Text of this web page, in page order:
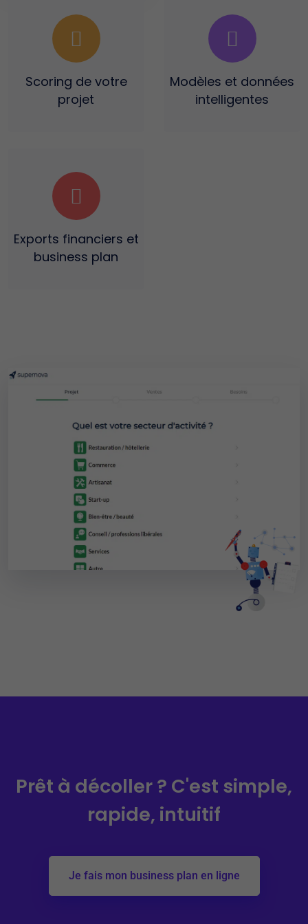
Scoring de votre
projet
Modèles et données
intelligentes
Exports financiers et
business plan
Prêt à décoller ? C'est simple,
rapide, intuitif
Je fais mon business plan en ligne